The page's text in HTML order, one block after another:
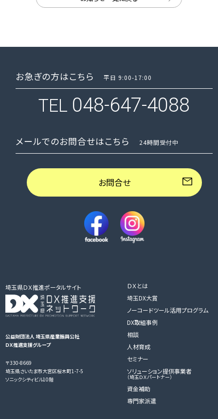
お急ぎの方はこちら 平日 9:00-17:00
TEL 048-647-4088
メールでのお問合せはこちら 24時間受付中
お問合せ
埼玉県ＤＸ推進ポータルサイト
公益財団法人 埼玉県産業振興公社
ＤＸ推進支援グループ
〒330-8669
埼玉県さいたま市大宮区桜木町1-7-5
ソニックシティビル10階
ＤＸとは
埼玉DX大賞
ノーコードツール活用プログラム
DX取組事例
相談
人材育成
セミナー
ソリューション提供事業者
（埼玉ＤＸパートナー）
資金補助
専門家派遣